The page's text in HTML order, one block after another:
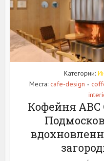
Категории:
Места: cafe-design •
Кофейня ABC